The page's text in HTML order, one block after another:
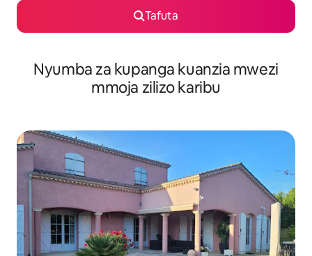
Tafuta
Nyumba za kupanga kuanzia mwezi
mmoja zilizo karibu